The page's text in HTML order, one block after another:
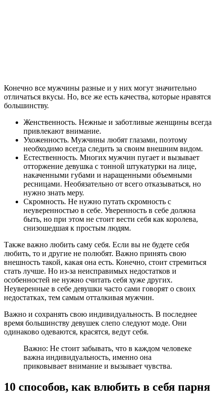
Конечно все мужчины разные и у них могут значительно
отличаться вкусы. Но, все же есть качества, которые нравятся
большинству.
Женственность. Нежные и заботливые женщины всегда
привлекают внимание.
Ухоженность. Мужчины любят глазами, поэтому
необходимо всегда следить за своим внешним видом.
Естественность. Многих мужчин пугает и вызывает
отторжение девушка с тонной штукатурки на лице,
накаченными губами и наращенными объемными
ресницами. Необязательно от всего отказываться, но
нужно знать меру.
Скромность. Не нужно путать скромность с
неуверенностью в себе. Уверенность в себе должна
быть, но при этом не стоит вести себя как королева,
снизошедшая к простым людям.
Также важно любить саму себя. Если вы не будете себя
любить, то и другие не полюбят. Важно принять свою
внешность такой, какая она есть. Конечно, стоит стремиться
стать лучше. Но из-за неисправимых недостатков и
особенностей не нужно считать себя хуже других.
Неуверенные в себе девушки часто сами говорят о своих
недостатках, тем самым отталкивая мужчин.
Важно и сохранять свою индивидуальность. В последнее
время большинству девушек слепо следуют моде. Они
одинаково одеваются, красятся, ведут себя.
Важно: Не стоит забывать, что в каждом человеке
важна индивидуальность, именно она
приковывает внимание и вызывает чувства.
10 способов, как влюбить в себя парня